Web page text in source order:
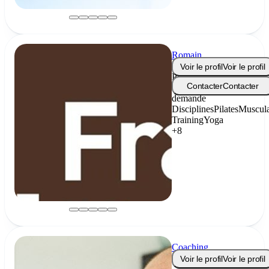
Romain
Dalton
Prix
sur
demande
DisciplinesPilates
TrainingYoga
+8
Voir le profilVoir le profil
ContacterContacter
Coaching
FloVoir le profilVoir le profil